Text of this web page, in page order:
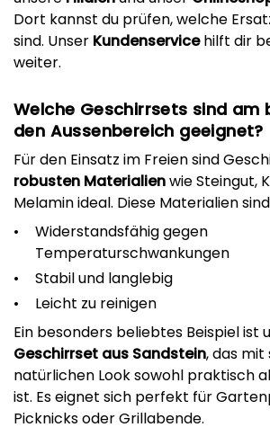
Dort kannst du prüfen, welche
sind. Unser Kundenservicehilft dir
weiter.
Welche Geschirrsets sind am
den Aussenbereich geeignet?
Für den Einsatz im Freien sind
robusten Materialienwie Steingut,
Melamin ideal. Diese Materialien
Widerstandsfähig gegen
Temperaturschwankungen
Stabil und langlebig
Leicht zu reinigen
Ein besonders beliebtes Beispiel ist
Geschirrset aus Sandstein, das mit
natürlichen Look sowohl praktisch
ist. Es eignet sich perfekt für
Picknicks oder Grillabende.